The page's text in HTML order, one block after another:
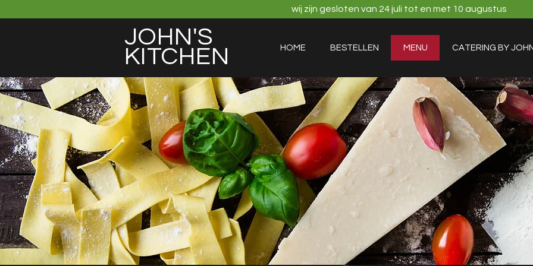
wij zijn gesloten van 24 juli tot en met 10 augustus
JOHN'S
KITCHEN HOME BESTELLEN MENU CATERING BY